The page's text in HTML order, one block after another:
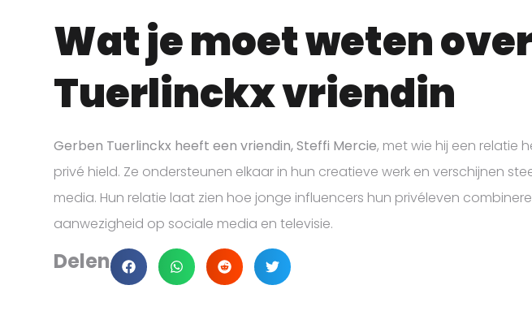
Wat je moet weten
Tuerlinckx vriendin
Gerben Tuerlinckx heeft een vriendin, Steffi Mercie, met wie hij een relatie
privé hield. Ze ondersteunen elkaar in hun creatieve werk en verschijnen
media. Hun relatie laat zien hoe jonge influencers hun privéleven
aanwezigheid op sociale media en televisie.
Delen